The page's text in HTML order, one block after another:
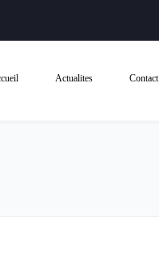
Actualites Contact